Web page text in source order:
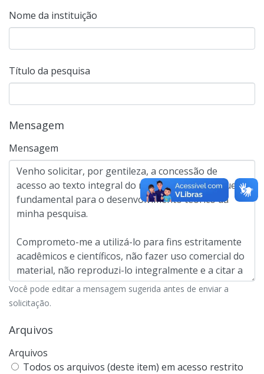
Nome da instituição
Título da pesquisa
Mensagem
Mensagem
Você pode editar a mensagem sugerida antes de enviar a
solicitação.
Arquivos
Arquivos
Todos os arquivos (deste item) em acesso restrito